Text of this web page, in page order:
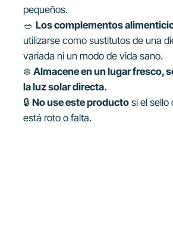
pequeños.
🥗 Los complementos
utilizarse como sustitutos de una
variada ni un modo de vida sano.
❄️ Almacene en un lugar fresco,
la luz solar directa.
🔒 No use este productosi el sello
está roto o falta.